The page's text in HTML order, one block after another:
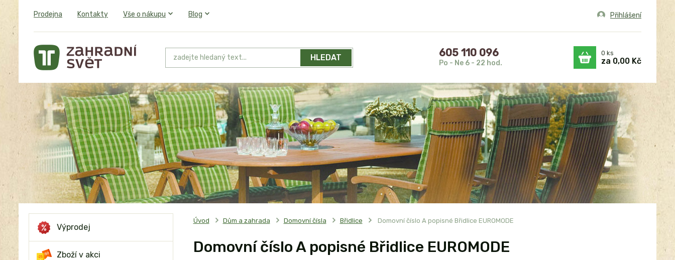
Prodejna Kontakty Vše o nákupu Blog Přihlášení
HLEDAT 605 110 096
Po - Ne 6 - 22 hod.
0 ks
za 0,00 Kč
Výprodej
Zboží v akci
Úvod Dům a zahrada Domovní čísla Břidlice Domovní číslo A popisné Břidlice EUROMODE
Domovní číslo A popisné Břidlice EUROMODE